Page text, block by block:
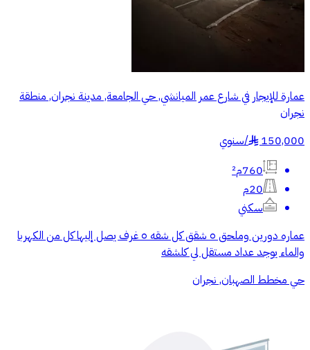
عمارة للإيجار في شارع عمر الميانشي, حي الجامعة, مدينة نجران, منطقة
نجران
150,000
§
/سنوي
760م²
20م
سكني
عماره دورين وملحق ٥ شقق كل شقه ٥ غرف يصل إليها كل من الكهربا
والماء يوجد عداد مستقل لي كلشقه
حي مخطط الصهبان, نجران